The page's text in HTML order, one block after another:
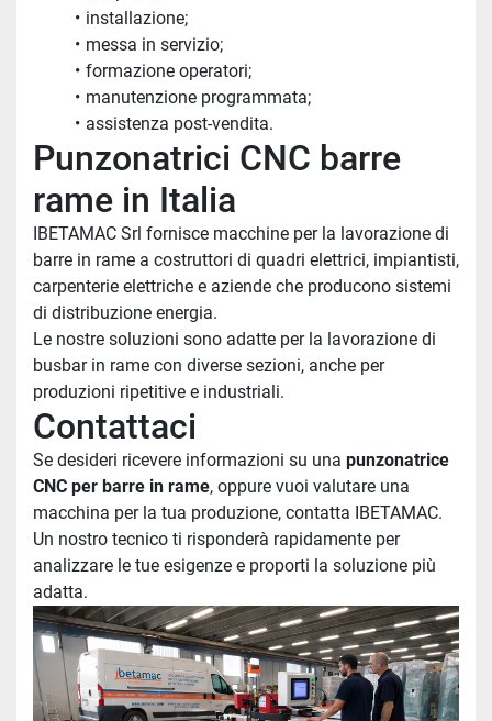
installazione;
messa in servizio;
formazione operatori;
manutenzione programmata;
assistenza post-vendita.
Punzonatrici CNC barre
rame in Italia
IBETAMAC Srl fornisce macchine per la lavorazione di
barre in rame a costruttori di quadri elettrici, impiantisti,
carpenterie elettriche e aziende che producono sistemi
di distribuzione energia.
Le nostre soluzioni sono adatte per la lavorazione di
busbar in rame con diverse sezioni, anche per
produzioni ripetitive e industriali.
Contattaci
Se desideri ricevere informazioni su una punzonatrice
CNC per barre in rame, oppure vuoi valutare una
macchina per la tua produzione, contatta IBETAMAC.
Un nostro tecnico ti risponderà rapidamente per
analizzare le tue esigenze e proporti la soluzione più
adatta.